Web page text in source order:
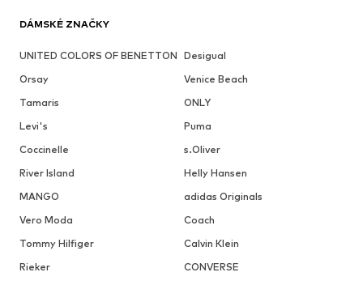
DÁMSKÉ ZNAČKY
UNITED COLORS OF BENETTON Desigual
Orsay
Venice Beach
Tamaris
ONLY
Levi's
Puma
Coccinelle
s.Oliver
River Island
Helly Hansen
MANGO
adidas Originals
Vero Moda
Coach
Tommy Hilfiger
Calvin Klein
Rieker
CONVERSE